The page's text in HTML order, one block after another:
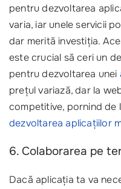
pentru dezvoltarea
varia, iar unele servicii
dar merită investiția.
este crucial să ceri un
pentru dezvoltarea unei
prețul variază, dar la
competitive, pornind de
dezvoltarea aplicațiilor
6. Colaborarea pe
Dacă aplicația ta va